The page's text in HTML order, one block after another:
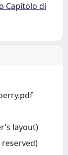
Capitolo di
layout)